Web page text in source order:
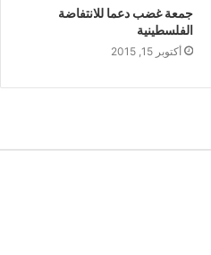
جمعة غضب دعما للانتفاضة
الفلسطينية
أكتوبر 15, 2015